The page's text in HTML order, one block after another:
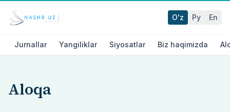
O'z Ру En
Jurnallar Yangiliklar Siyosatlar Biz haqimizda
Aloqa